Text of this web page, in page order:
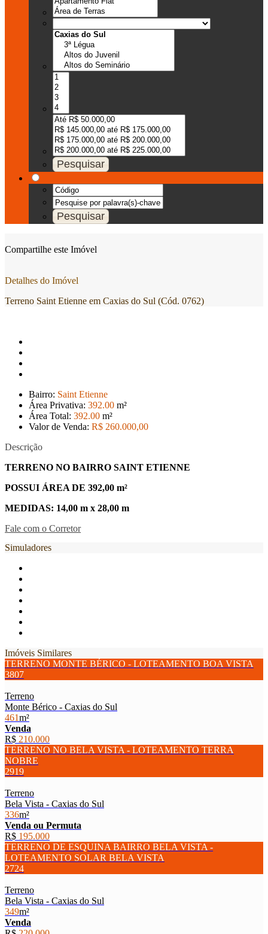
Compartilhe este Imóvel
Detalhes do Imóvel
Terreno Saint Etienne em Caxias do Sul (Cód. 0762)
Bairro: Saint Etienne
Área Privativa: 392.00 m²
Área Total: 392.00 m²
Valor de Venda: R$ 260.000,00
Descrição
TERRENO NO BAIRRO SAINT ETIENNE
POSSUI ÁREA DE 392,00 m²
MEDIDAS: 14,00 m x 28,00 m
Fale com o Corretor
Simuladores
Imóveis Similares
TERRENO MONTE BÉRICO - LOTEAMENTO BOA VISTA
3807
Terreno
Monte Bérico - Caxias do Sul
461m²
Venda
R$ 210.000
TERRENO NO BELA VISTA - LOTEAMENTO TERRA
NOBRE
2919
Terreno
Bela Vista - Caxias do Sul
336m²
Venda ou Permuta
R$ 195.000
TERRENO DE ESQUINA BAIRRO BELA VISTA -
LOTEAMENTO SOLAR BELA VISTA
2724
Terreno
Bela Vista - Caxias do Sul
349m²
Venda